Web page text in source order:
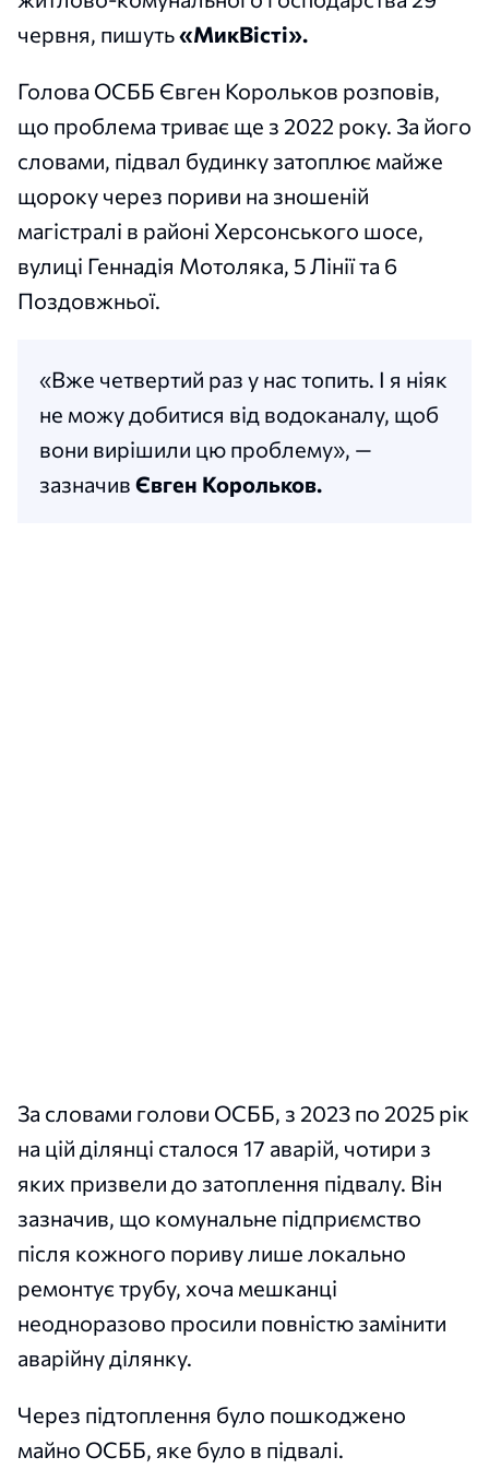
червня, пишуть«МикВісті».
Голова ОСББ Євген Корольков розповів,
що проблема триває ще з 2022 року. За його
словами, підвал будинку затоплює майже
щороку через пориви на зношеній
магістралі в районі Херсонського шосе,
вулиці Геннадія Мотоляка, 5 Лінії та 6
Поздовжньої.
«Вже четвертий раз у нас топить. І я ніяк
не можу добитися від водоканалу, щоб
вони вирішили цю проблему», —
зазначив Євген Корольков.
За словами голови ОСББ, з 2023 по 2025 рік
на цій ділянці сталося 17 аварій, чотири з
яких призвели до затоплення підвалу. Він
зазначив, що комунальне підприємство
після кожного пориву лише локально
ремонтує трубу, хоча мешканці
неодноразово просили повністю замінити
аварійну ділянку.
Через підтоплення було пошкоджено
майно ОСББ, яке було в підвалі.